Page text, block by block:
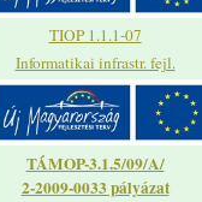
TIOP 1.1.1-07
Informatikai infrastr. fejl.
TÁMOP-3.1.5/09/A/
2-2009-0033 pályázat